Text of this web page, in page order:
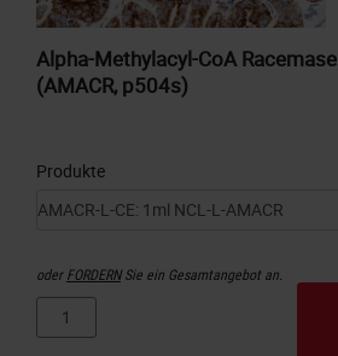
Alpha-Methylacyl-CoA Racemase
(AMACR, p504s)
Produkte
oderFORDERNSie ein Gesamtangebot an.